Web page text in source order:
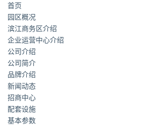
首页
园区概况
滨江商务区介绍
企业运营中心介绍
公司介绍
公司简介
品牌介绍
新闻动态
招商中心
配套设施
基本参数